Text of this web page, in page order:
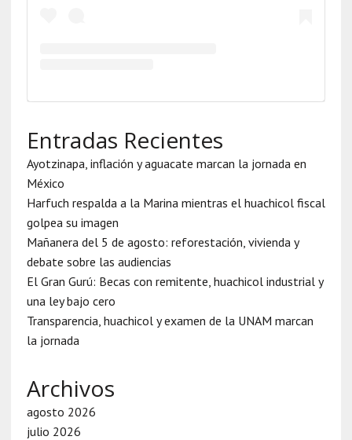
Entradas Recientes
Ayotzinapa, inflación y aguacate marcan la jornada en
México
Harfuch respalda a la Marina mientras el huachicol fiscal
golpea su imagen
Mañanera del 5 de agosto: reforestación, vivienda y
debate sobre las audiencias
El Gran Gurú: Becas con remitente, huachicol industrial y
una ley bajo cero
Transparencia, huachicol y examen de la UNAM marcan
la jornada
Archivos
agosto 2026
julio 2026